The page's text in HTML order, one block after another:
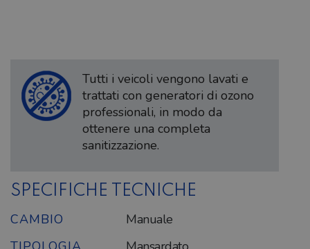
Tutti i veicoli vengono lavati e
trattati con generatori di ozono
professionali, in modo da
ottenere una completa
sanitizzazione.
SPECIFICHE TECNICHE
CAMBIO
Manuale